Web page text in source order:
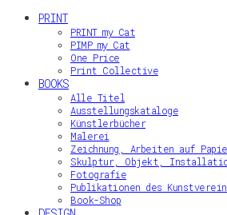
PRINT
PRINT my Cat
PIMP my Cat
One Price
Print Collective
BOOKS
Alle Titel
Ausstellungskataloge
Künstlerbücher
Malerei
Zeichnung, Arbeiten auf
Skulptur, Objekt,
Fotografie
Publikationen des
Book-Shop